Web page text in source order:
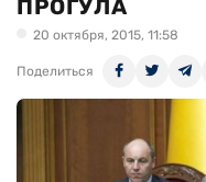
ПРОГУЛА
20 октября, 2015, 11:58
Поделиться